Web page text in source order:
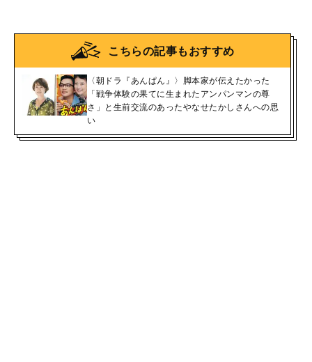
こちらの記事もおすすめ
〈朝ドラ『あんぱん』〉脚本家が伝えたかった
「戦争体験の果てに生まれたアンパンマンの尊
さ」と生前交流のあったやなせたかしさんへの思
い